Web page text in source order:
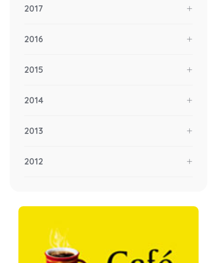
2017
2016
2015
2014
2013
2012